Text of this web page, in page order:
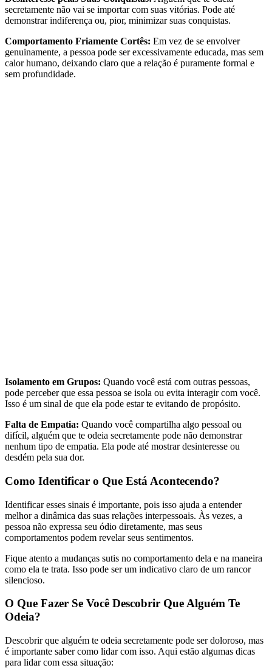
secretamente não vai se importar com suas vitórias. Pode até
demonstrar indiferença ou, pior, minimizar suas conquistas.
Comportamento Friamente Cortês: Em vez de se envolver
genuinamente, a pessoa pode ser excessivamente educada, mas sem
calor humano, deixando claro que a relação é puramente formal e
sem profundidade.
Isolamento em Grupos: Quando você está com outras pessoas,
pode perceber que essa pessoa se isola ou evita interagir com você.
Isso é um sinal de que ela pode estar te evitando de propósito.
Falta de Empatia: Quando você compartilha algo pessoal ou
difícil, alguém que te odeia secretamente pode não demonstrar
nenhum tipo de empatia. Ela pode até mostrar desinteresse ou
desdém pela sua dor.
Como Identificar o Que Está Acontecendo?
Identificar esses sinais é importante, pois isso ajuda a entender
melhor a dinâmica das suas relações interpessoais. Às vezes, a
pessoa não expressa seu ódio diretamente, mas seus
comportamentos podem revelar seus sentimentos.
Fique atento a mudanças sutis no comportamento dela e na maneira
como ela te trata. Isso pode ser um indicativo claro de um rancor
silencioso.
O Que Fazer Se Você Descobrir Que Alguém Te
Odeia?
Descobrir que alguém te odeia secretamente pode ser doloroso, mas
é importante saber como lidar com isso. Aqui estão algumas dicas
para lidar com essa situação: